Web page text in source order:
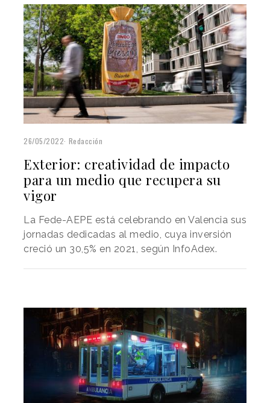
26/05/2022 Redacción
Exterior: creatividad de impacto
para un medio que recupera su
vigor
La Fede-AEPE está celebrando en Valencia sus
jornadas dedicadas al medio, cuya inversión
creció un 30,5% en 2021, según InfoAdex.